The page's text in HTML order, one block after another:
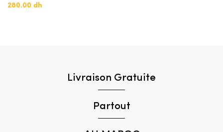
280.00 dh
Livraison Gratuite
Partout